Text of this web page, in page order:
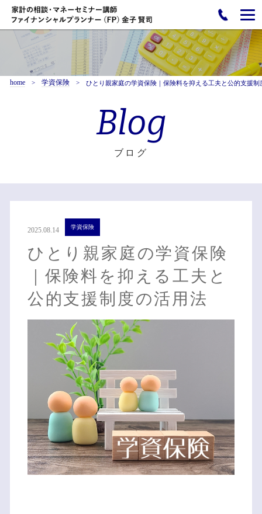
home 学資保険 ひとり親家庭の学資保険｜保険料を抑える工夫と公的支援制
Blog
ブログ
2025.08.14 学資保険
ひとり親家庭の学資保険
｜保険料を抑える工夫と
公的支援制度の活用法